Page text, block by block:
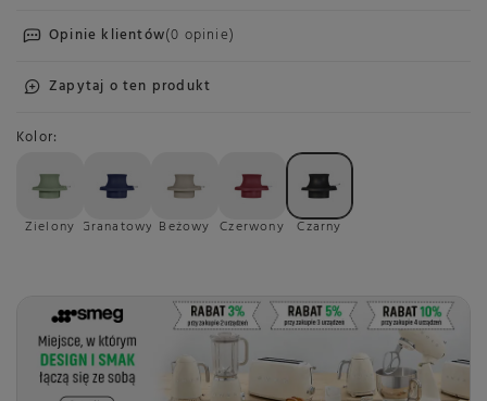
Opinie klientów(0 opinie)
Zapytaj o ten produkt
Kolor
Zielony Granatowy Beżowy Czerwony Czarny